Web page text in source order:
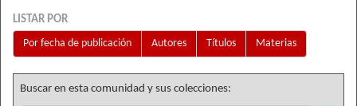
LISTAR POR
Por fecha de publicación
Autores Títulos Materias
Buscar en esta comunidad y sus colecciones: